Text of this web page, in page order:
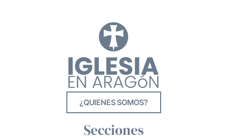
¿QUIENES SOMOS?
Secciones